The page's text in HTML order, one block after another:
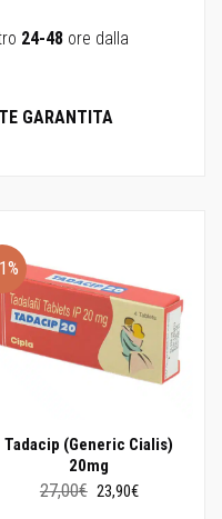
24-48 ore dalla
GARANTITA
Tadacip (Generic Cialis)
20mg
27,00€ Il
prezzo
23,90€Il
prezzo